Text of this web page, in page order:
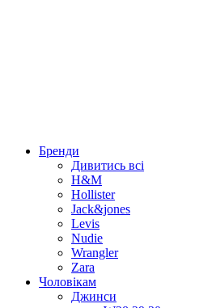
Бренди
Дивитись всі
H&M
Hollister
Jack&jones
Levis
Nudie
Wrangler
Zara
Чоловікам
Джинси